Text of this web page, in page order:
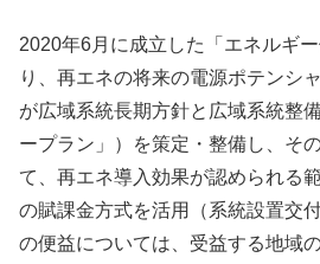
2020年6月に成立した「エネルギ
り、再エネの将来の電源ポテンシ
が広域系統長期方針と広域系統整
ープラン」）を策定・整備し、そ
て、再エネ導入効果が認められる
の賦課金方式を活用（系統設置交
の便益については、受益する地域